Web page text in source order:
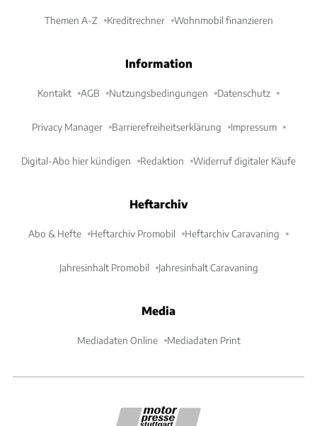
Themen A-Z Kreditrechner Wohnmobil finanzieren
Information
Kontakt AGB Nutzungsbedingungen Datenschutz
Privacy Manager Barrierefreiheitserklärung Impressum
Digital-Abo hier kündigen Redaktion Widerruf digitaler Käufe
Heftarchiv
Abo & Hefte Heftarchiv Promobil Heftarchiv Caravaning
Jahresinhalt Promobil Jahresinhalt Caravaning
Media
Mediadaten Online Mediadaten Print